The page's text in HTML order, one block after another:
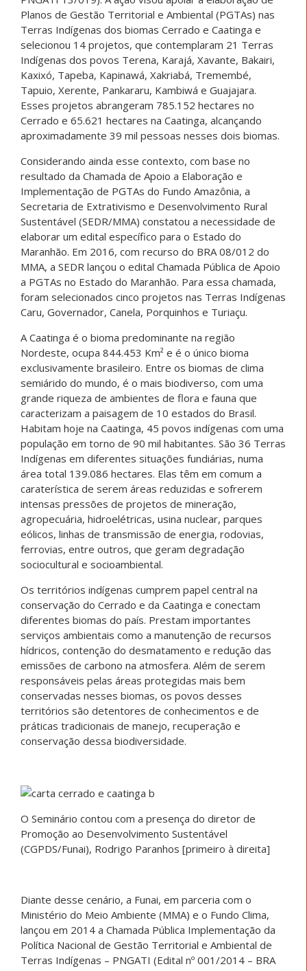
Planos de Gestão Territorial e Ambiental (PGTAs) nas
Terras Indígenas dos biomas Cerrado e Caatinga e
selecionou 14 projetos, que contemplaram 21 Terras
Indígenas dos povos Terena, Karajá, Xavante, Bakairi,
Kaxixó, Tapeba, Kapinawá, Xakriabá, Tremembé,
Tapuio, Xerente, Pankararu, Kambiwá e Guajajara.
Esses projetos abrangeram 785.152 hectares no
Cerrado e 65.621 hectares na Caatinga, alcançando
aproximadamente 39 mil pessoas nesses dois biomas.
Considerando ainda esse contexto, com base no
resultado da Chamada de Apoio a Elaboração e
Implementação de PGTAs do Fundo Amazônia, a
Secretaria de Extrativismo e Desenvolvimento Rural
Sustentável (SEDR/MMA) constatou a necessidade de
elaborar um edital específico para o Estado do
Maranhão. Em 2016, com recurso do BRA 08/012 do
MMA, a SEDR lançou o edital Chamada Pública de Apoio
a PGTAs no Estado do Maranhão. Para essa chamada,
foram selecionados cinco projetos nas Terras Indígenas
Caru, Governador, Canela, Porquinhos e Turiaçu.
A Caatinga é o bioma predominante na região
Nordeste, ocupa 844.453 Km² e é o único bioma
exclusivamente brasileiro. Entre os biomas de clima
semiárido do mundo, é o mais biodiverso, com uma
grande riqueza de ambientes de flora e fauna que
caracterizam a paisagem de 10 estados do Brasil.
Habitam hoje na Caatinga, 45 povos indígenas com uma
população em torno de 90 mil habitantes. São 36 Terras
Indígenas em diferentes situações fundiárias, numa
área total 139.086 hectares. Elas têm em comum a
caraterística de serem áreas reduzidas e sofrerem
intensas pressões de projetos de mineração,
agropecuária, hidroelétricas, usina nuclear, parques
eólicos, linhas de transmissão de energia, rodovias,
ferrovias, entre outros, que geram degradação
sociocultural e socioambiental.
Os territórios indígenas cumprem papel central na
conservação do Cerrado e da Caatinga e conectam
diferentes biomas do país. Prestam importantes
serviços ambientais como a manutenção de recursos
hídricos, contenção do desmatamento e redução das
emissões de carbono na atmosfera. Além de serem
responsáveis pelas áreas protegidas mais bem
conservadas nesses biomas, os povos desses
territórios são detentores de conhecimentos e de
práticas tradicionais de manejo, recuperação e
conservação dessa biodiversidade.
O Seminário contou com a presença do diretor de
Promoção ao Desenvolvimento Sustentável
(CGPDS/Funai), Rodrigo Paranhos [primeiro à direita]
Diante desse cenário, a Funai, em parceria com o
Ministério do Meio Ambiente (MMA) e o Fundo Clima,
lançou em 2014 a Chamada Pública Implementação da
Política Nacional de Gestão Territorial e Ambiental de
Terras Indígenas – PNGATI (Edital nº 001/2014 – BRA